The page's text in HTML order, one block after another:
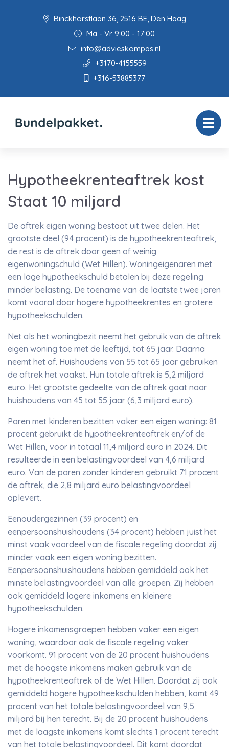
Binckhorstlaan 36, 2516 BE, Den Haag
Ma - Vr 9:00 - 17:00
info@advieskompas.nl
+3170-4155559
+316-53885377
Hypotheekrenteaftrek kost
Staat 10 miljard
De aftrek eigen woning bestaat uit twee delen. Het
grootste deel (94 procent) is de hypotheekrenteaftrek,
de rest is de aftrek door geen of weinig
eigenwoningschuld (Wet Hillen). Woningeigenaren met
een lage hypotheekschuld betalen bij deze regeling
minder belasting. De toename van de laatste twee jaren
komt vooral door hogere hypotheekrentes en grotere
hypotheekschulden.
Net als het woningbezit neemt het gebruik van de aftrek
eigen woning toe met de leeftijd, tot 65 jaar. Daarna
neemt het af. Huishoudens van 55 tot 65 jaar gebruiken
de aftrek het vaakst. Hun totale aftrek is 5,2 miljard
euro. Het grootste gedeelte van de aftrek gaat naar
huishoudens van 45 tot 55 jaar (6,3 miljard euro).
Paren met kinderen bezitten vaker een eigen woning: 81
procent gebruikt de hypotheekrenteaftrek en/of de
Wet Hillen, voor in totaal 11,4 miljard euro in 2024. Dit
resulteerde in een belastingvoordeel van 4,6 miljard
euro. Van de paren zonder kinderen gebruikt 71 procent
de aftrek, die 2,8 miljard euro belastingvoordeel
oplevert.
Eenoudergezinnen (39 procent) en
eenpersoonshuishoudens (34 procent) hebben juist het
minst vaak voordeel van de fiscale regeling doordat zij
minder vaak een eigen woning bezitten.
Eenpersoonshuishoudens hebben gemiddeld ook het
minste belastingvoordeel van alle groepen. Zij hebben
ook gemiddeld lagere inkomens en kleinere
hypotheekschulden.
Hogere inkomensgroepen hebben vaker een eigen
woning, waardoor ook de fiscale regeling vaker
voorkomt. 91 procent van de 20 procent huishoudens
met de hoogste inkomens maken gebruik van de
hypotheekrenteaftrek of de Wet Hillen. Doordat zij ook
gemiddeld hogere hypotheekschulden hebben, komt 49
procent van het totale belastingvoordeel van 9,5
miljard bij hen terecht. Bij de 20 procent huishoudens
met de laagste inkomens komt slechts 1 procent terecht
van het totale belastingvoordeel. Dit komt doordat